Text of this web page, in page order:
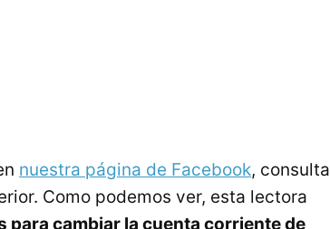
nuestra página de Facebook, consulta
Como podemos ver, esta lectora
para cambiar la cuenta corriente de